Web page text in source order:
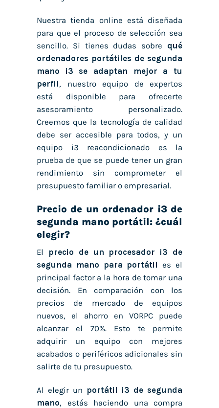
Nuestra tienda online está diseñada
para que el proceso de selección sea
sencillo. Si tienes dudas sobre qué
ordenadores portátiles de segunda
mano i3
se adaptan mejor a tu
perfil , nuestro equipo de expertos
está disponible para ofrecerte
asesoramiento personalizado.
Creemos que la tecnología de calidad
debe ser accesible para todos, y un
equipo i3 reacondicionado es la
prueba de que se puede tener un gran
rendimiento sin comprometer el
presupuesto familiar o empresarial.
Precio de un ordenador i3 de
segunda mano portátil: ¿cuál
elegir?
El
precio de un procesador i3 de
segunda mano para portátiles el
principal factor a la hora de tomar una
decisión. En comparación con los
precios de mercado de equipos
nuevos, el ahorro en VORPC puede
alcanzar el 70%. Esto te permite
adquirir un equipo con mejores
acabados o periféricos adicionales sin
salirte de tu presupuesto.
Al elegir un portátil i3 de segunda
mano, estás haciendo una compra